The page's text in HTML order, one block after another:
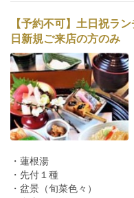
【予約不可】土日祝ラ
日新規ご来店の方のみ
・蓮根湯
・先付１種
・盆景（旬菜色々）